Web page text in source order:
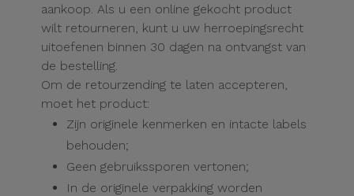
aankoop. Als u een online gekocht product
wilt retourneren, kunt u uw herroepingsrecht
uitoefenen binnen 30 dagen na ontvangst van
de bestelling.
Om de retourzending te laten accepteren,
moet het product:
Zijn originele kenmerken en intacte labels
behouden;
Geen gebruikssporen vertonen;
In de originele verpakking worden